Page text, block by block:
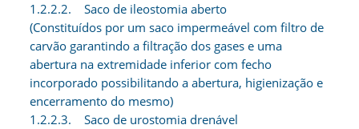
1.2.2.2. Saco de ileostomia aberto
(Constituídos por um saco impermeável com filtro de
carvão garantindo a filtração dos gases e uma
abertura na extremidade inferior com fecho
incorporado possibilitando a abertura, higienização e
encerramento do mesmo)
1.2.2.3. Saco de urostomia drenável